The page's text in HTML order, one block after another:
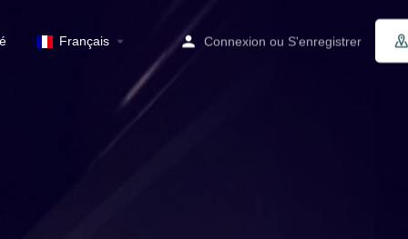
Français Connexion ou S'enregistrer